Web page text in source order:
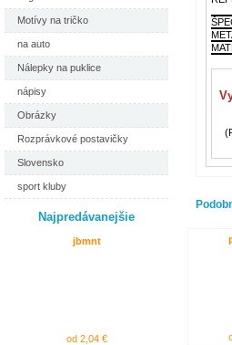
Motívy na tričko
na auto
Nálepky na puklice
nápisy
Obrázky
Rozprávkové postavičky
Slovensko
sport kluby
Najpredávanejšie
jbmnt
od 2,04 €